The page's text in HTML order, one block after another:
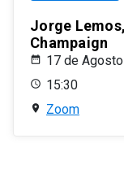
Jorge
Champaign
17 de
15:30
Zoom